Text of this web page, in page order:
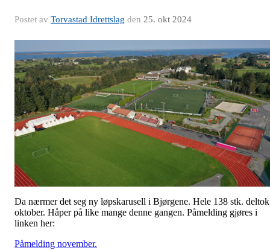
Postet av Torvastad Idrettslag den 25. okt 2024
Da nærmer det seg ny løpskarusell i Bjørgene. Hele 138 stk.
oktober. Håper på like mange denne gangen. Påmelding gjøres i
linken her:
Påmelding november.